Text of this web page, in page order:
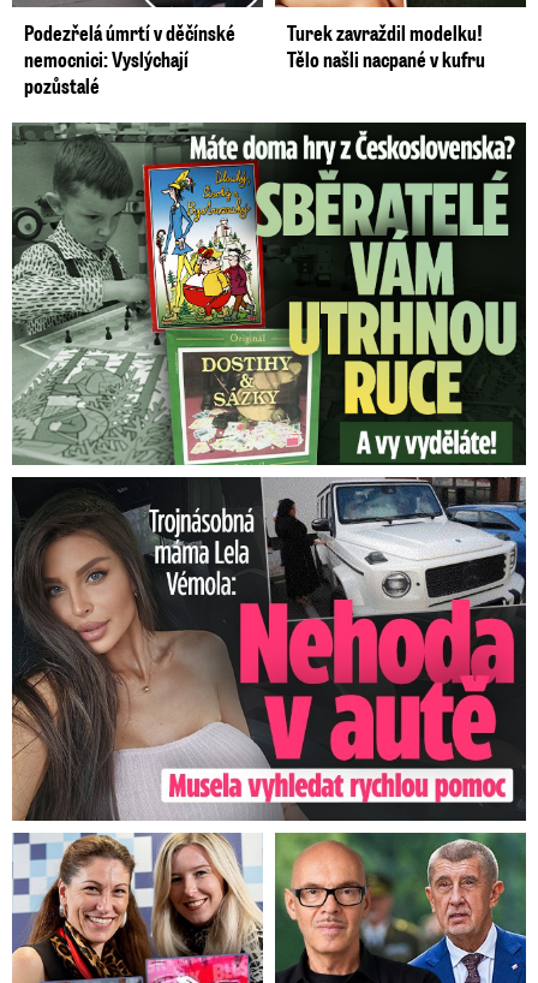
Podezřelá úmrtí v děčínské
nemocnici: Vyslýchají
pozůstalé
Turek zavraždil modelku!
Tělo našli nacpané v kufru
Staré československé hry: Sběratelé vám za ně utrhnou ruce!
Trojnásobná máma Lela Vémola: Nehoda v autě